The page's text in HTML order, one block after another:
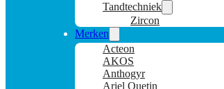
Tandtechniek
Zircon
Merken
Acteon
AKOS
Anthogyr
Ariel Quetin